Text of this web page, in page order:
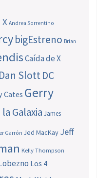
Andrea Sorrentino
bigEstreno Brian
Caída de X
Dan SlottDC
Cates Gerry
Galaxia James
Garrón Jed MacKay Jeff
Kelly Thompson
Los 4